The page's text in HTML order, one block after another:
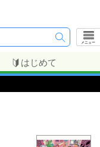
メニュー
はじめて